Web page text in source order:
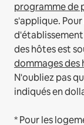
programme de
s'applique.
des hôtes est
dommages des
N'oubliez pas
indiqués en
* Pour les